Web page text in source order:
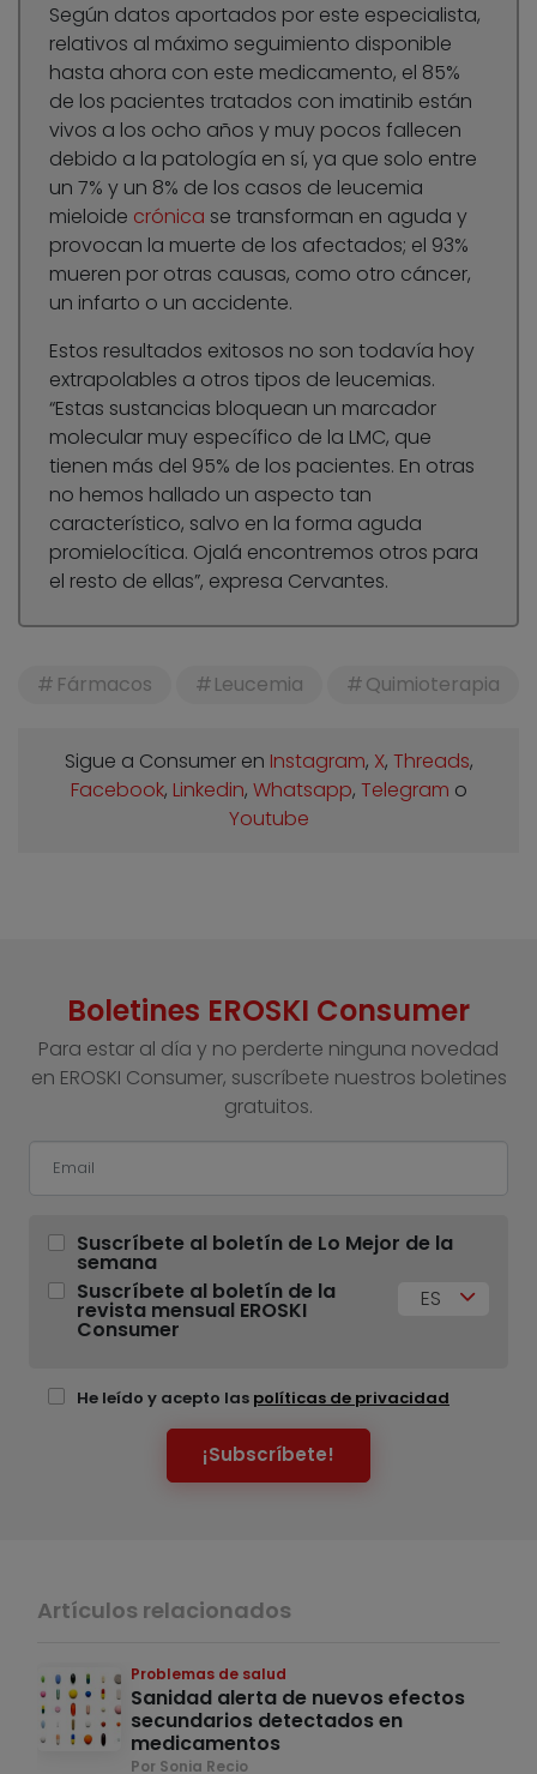
Según datos aportados por este especialista,
relativos al máximo seguimiento disponible
hasta ahora con este medicamento, el 85%
de los pacientes tratados con imatinib están
vivos a los ocho años y muy pocos fallecen
debido a la patología en sí, ya que solo entre
un 7% y un 8% de los casos de leucemia
mieloide crónica se transforman en aguda y
provocan la muerte de los afectados; el 93%
mueren por otras causas, como otro cáncer,
un infarto o un accidente.
Estos resultados exitosos no son todavía hoy
extrapolables a otros tipos de leucemias.
“Estas sustancias bloquean un marcador
molecular muy específico de la LMC, que
tienen más del 95% de los pacientes. En otras
no hemos hallado un aspecto tan
característico, salvo en la forma aguda
promielocítica. Ojalá encontremos otros para
el resto de ellas”, expresa Cervantes.
Fármacos Leucemia Quimioterapia
Sigue a Consumer en Instagram, X, Threads,
Facebook, Linkedin, Whatsapp, Telegram o
Youtube
Boletines EROSKI Consumer
Para estar al día y no perderte ninguna novedad
en EROSKI Consumer, suscríbete nuestros boletines
gratuitos.
Suscríbete al boletín de Lo Mejor de la
semana
Suscríbete al boletín de la
revista mensual EROSKI
Consumer
ES
He leído y acepto las políticas de privacidad
¡Subscríbete!
Artículos relacionados
Problemas de salud
Sanidad alerta de nuevos efectos
secundarios detectados en
medicamentos
Por Sonia Recio